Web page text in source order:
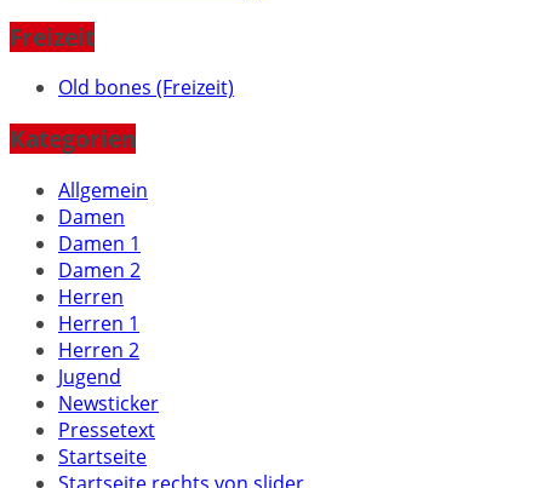
Freizeit
Old bones (Freizeit)
Kategorien
Allgemein
Damen
Damen 1
Damen 2
Herren
Herren 1
Herren 2
Jugend
Newsticker
Pressetext
Startseite